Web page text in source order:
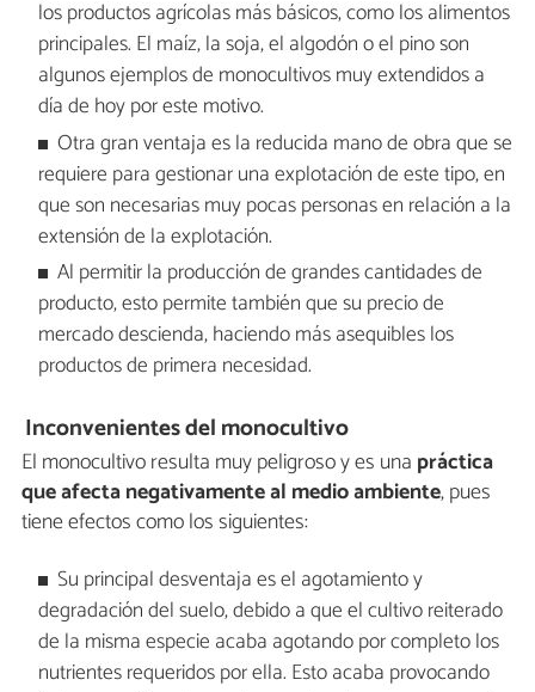
los productos agrícolas más básicos, como los alimentos
principales. El maíz, la soja, el algodón o el pino son
algunos ejemplos de monocultivos muy extendidos a
día de hoy por este motivo.
Otra gran ventaja es la reducida mano de obra que se
requiere para gestionar una explotación de este tipo, en
que son necesarias muy pocas personas en relación a la
extensión de la explotación.
Al permitir la producción de grandes cantidades de
producto, esto permite también que su precio de
mercado descienda, haciendo más asequibles los
productos de primera necesidad.
Inconvenientes del monocultivo
El monocultivo resulta muy peligroso y es una práctica
que afecta negativamente al medio ambiente, pues
tiene efectos como los siguientes:
Su principal desventaja es el agotamiento y
degradación del suelo, debido a que el cultivo reiterado
de la misma especie acaba agotando por completo los
nutrientes requeridos por ella. Esto acaba provocando